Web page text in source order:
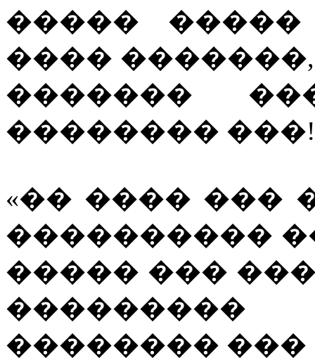
�����
����
�������
�������� ���!
«�� ���� ���
����������
����� ���
�������� ���